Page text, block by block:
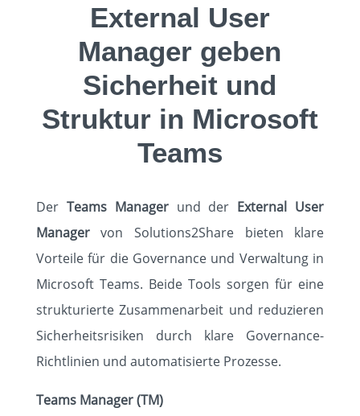
External User
Manager geben
Sicherheit und
Struktur in Microsoft
Teams
Der Teams Manager und der External User
Manager
von Solutions2Share bieten klare
Vorteile für die Governance und Verwaltung in
Microsoft Teams. Beide Tools sorgen für eine
strukturierte Zusammenarbeit und reduzieren
Sicherheitsrisiken durch klare Governance-
Richtlinien und automatisierte Prozesse.
Teams Manager (TM)